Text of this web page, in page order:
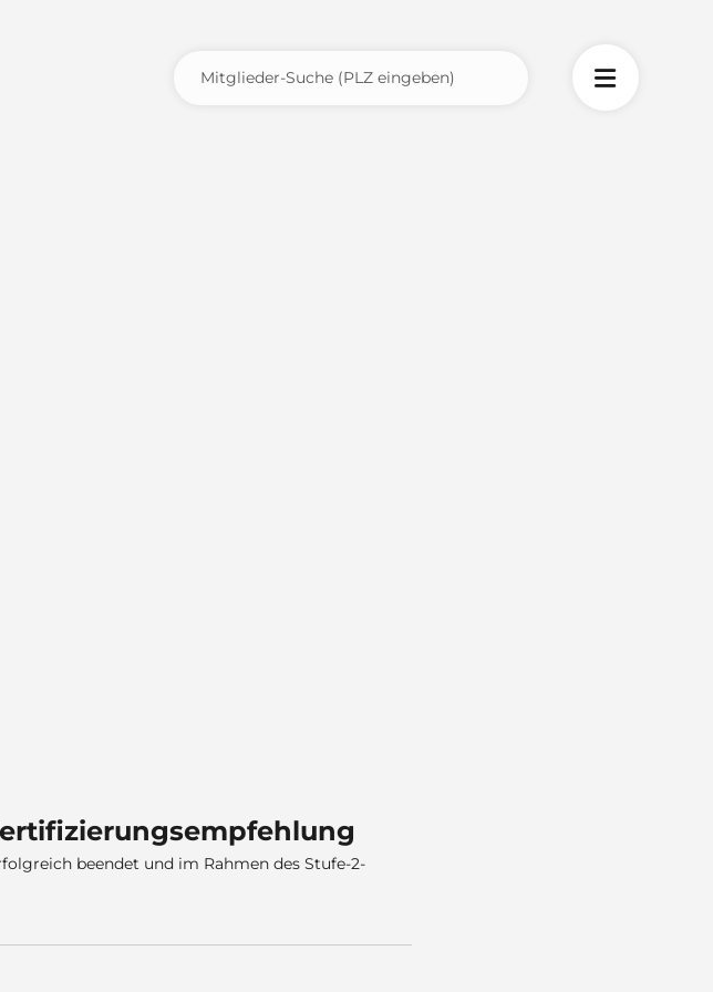
beendet und im Rahmen des Stufe-2-